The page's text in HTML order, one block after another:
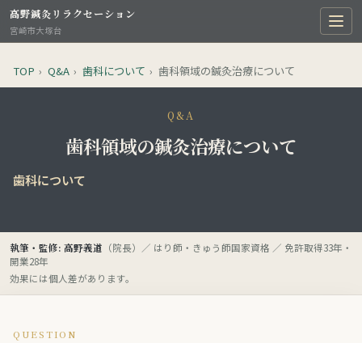
高野鍼灸リラクセーション
宮崎市大塚台
TOP › Q&A › 歯科について › 歯科領域の鍼灸治療について
Q&A
歯科領域の鍼灸治療について
歯科について
執筆・監修: 高野義道 （院長）／ はり師・きゅう師国家資格 ／ 免許取得33年・
開業28年
効果には個人差があります。
QUESTION